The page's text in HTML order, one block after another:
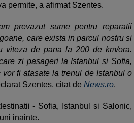
permite, a afirmat Szentes.
prevazut sume pentru reparatii
care exista in parcul nostru si
viteza de pana la 200 de km/ora.
zi pasageri la Istanbul si Sofia,
fi atasate la trenul de Istanbul o
Szentes, citat de News.ro.
- Sofia, Istanbul si Salonic,
inainte.